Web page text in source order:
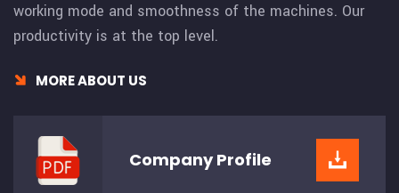
working mode and smoothness of the machines. Our
productivity is at the top level.
MORE ABOUT US
CompanyProfile